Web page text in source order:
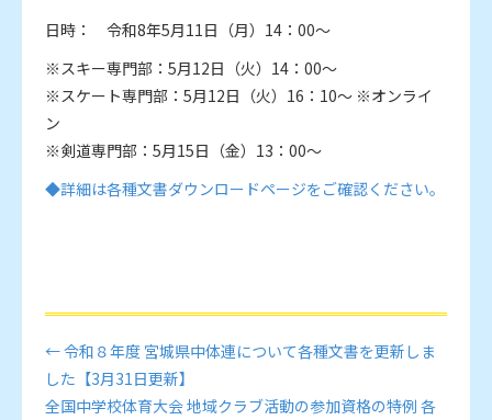
日時： 令和8年5月11日（月）14：00～
※スキー専門部：5月12日（火）14：00～
※スケート専門部：5月12日（火）16：10～ ※オンライ
ン
※剣道専門部：5月15日（金）13：00～
◆詳細は各種文書ダウンロードページをご確認ください。
← 令和８年度 宮城県中体連について各種文書を更新しま
した【3月31日更新】
全国中学校体育大会 地域クラブ活動の参加資格の特例 各